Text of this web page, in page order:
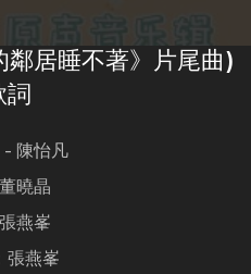
鄰居睡不著》片尾曲)
詞
- 陳怡凡
曉晶
燕峯
張燕峯